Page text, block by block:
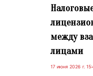
между
лицами
17 июня 2026 г.